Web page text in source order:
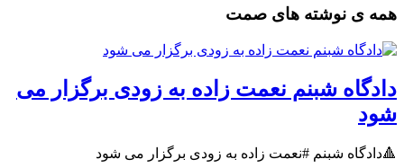
همه ی نوشته های صمت
دادگاه شبنم نعمت زاده به زودی برگزار می
شود
🔺دادگاه شبنم #نعمت زاده به زودی برگزار می شود